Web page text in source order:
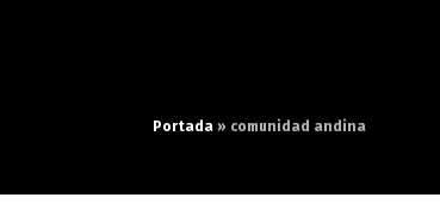
Portada » comunidad andina